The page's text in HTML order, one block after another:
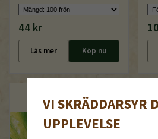
44 kr
Läs mer Köp nu
VI SKRÄDDARSYR
UPPLEVELSE